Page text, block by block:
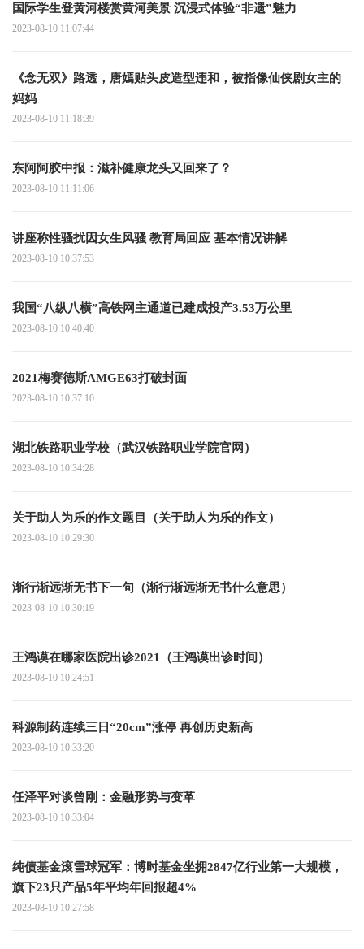
国际学生登黄河楼赏黄河美景 沉浸式体验“非遗”魅力
2023-08-10 11:07:44
《念无双》路透，唐嫣贴头皮造型违和，被指像仙侠剧女主的
妈妈
2023-08-10 11:18:39
东阿阿胶中报：滋补健康龙头又回来了？
2023-08-10 11:11:06
讲座称性骚扰因女生风骚 教育局回应 基本情况讲解
2023-08-10 10:37:53
我国“八纵八横”高铁网主通道已建成投产3.53万公里
2023-08-10 10:40:40
2021梅赛德斯AMGE63打破封面
2023-08-10 10:37:10
湖北铁路职业学校（武汉铁路职业学院官网）
2023-08-10 10:34:28
关于助人为乐的作文题目（关于助人为乐的作文）
2023-08-10 10:29:30
渐行渐远渐无书下一句（渐行渐远渐无书什么意思）
2023-08-10 10:30:19
王鸿谟在哪家医院出诊2021（王鸿谟出诊时间）
2023-08-10 10:24:51
科源制药连续三日“20cm”涨停 再创历史新高
2023-08-10 10:33:20
任泽平对谈曾刚：金融形势与变革
2023-08-10 10:33:04
纯债基金滚雪球冠军：博时基金坐拥2847亿行业第一大规模，
旗下23只产品5年平均年回报超4%
2023-08-10 10:27:58